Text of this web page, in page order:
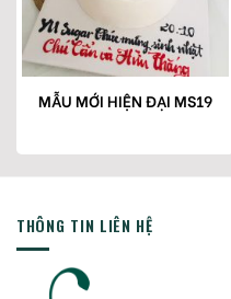
MẪU MỚI HIỆN ĐẠI MS19
THÔNG TIN LIÊN HỆ